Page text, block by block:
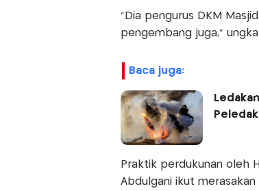
"Dia pengurus DKM
pengembang juga,"
baca juga:
Peledak
Praktik perdukunan oleh
Abdulgani ikut